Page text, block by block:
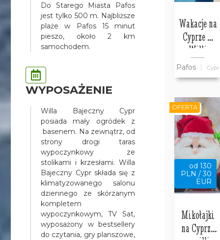
Do Starego Miasta Pafos
jest tylko 500 m. Najbliższe
plaże w Pafos 15 minut
pieszo, około 2 km
samochodem.
WYPOSAŻENIE
Willa Bajeczny Cypr
posiada mały ogródek z
basenem. Na zewnątrz, od
strony drogi taras
wypoczynkowy ze
stolikami i krzesłami. Willa
Bajeczny Cypr składa się z
klimatyzowanego salonu
dziennego ze skórzanym
kompletem
wypoczynkowym, TV Sat,
wyposażony w bestsellery
do czytania, gry planszowe,
Wakacje na
Cyprze w
Willi
Bajeczny
Cypr
Pafos Cypr
od 130
PLN / 30
EUR
Mikołajki
na Cyprze
OFERTA